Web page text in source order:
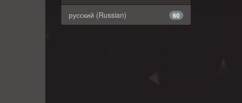
60
русский (Russian)